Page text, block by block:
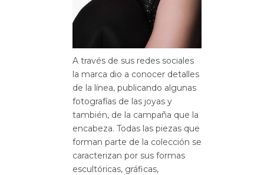
A través de sus redes sociales
la marca dio a conocer detalles
de la línea, publicando algunas
fotografías de las joyas y
también, de la campaña que la
encabeza. Todas las piezas que
forman parte de la colección se
caracterizan por sus formas
escultóricas, gráficas,